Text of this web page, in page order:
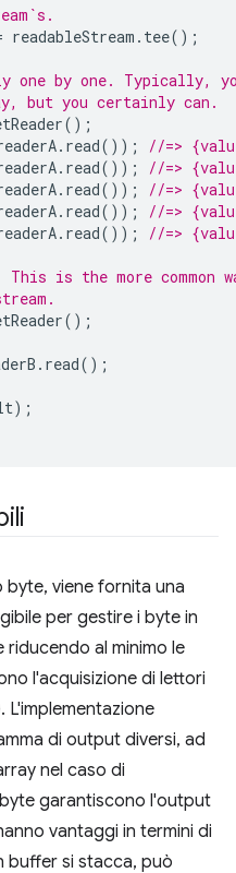
readableStream . tee();
one by one. Typically,
but you certainly can.
();
. read());
//=>
. read());
//=>
. read());
//=>
. read());
//=>
. read()); //=>
is the more common
();
. read();
);
byte, viene fornita una
per gestire i byte in
al minimo le
l'acquisizione di lettori
L'implementazione
di output diversi, ad
nel caso di
garantiscono l'output
vantaggi in termini di
buffer si stacca, può